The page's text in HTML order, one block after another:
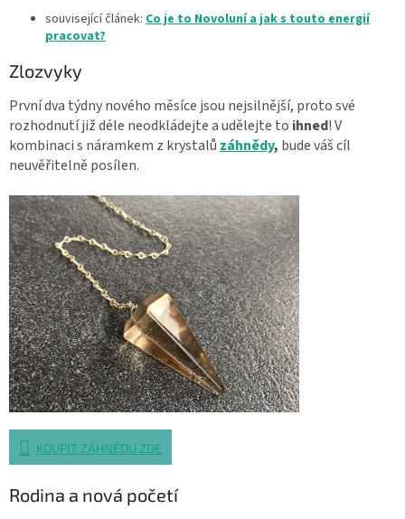
související článek: Co je to Novoluní a jak s touto energií
pracovat?
Zlozvyky
První dva týdny nového měsíce jsou nejsilnější, proto své
rozhodnutí již déle neodkládejte a udělejte to ihned! V
kombinaci s náramkem z krystalů záhnědy, bude váš cíl
neuvěřitelně posílen.
KOUPIT ZÁHNĚDU ZDE
Rodina a nová početí